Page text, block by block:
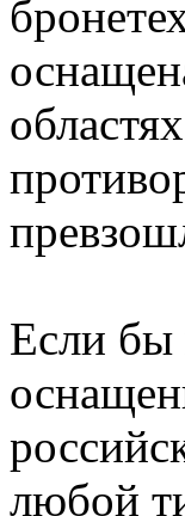
Если бы
любой